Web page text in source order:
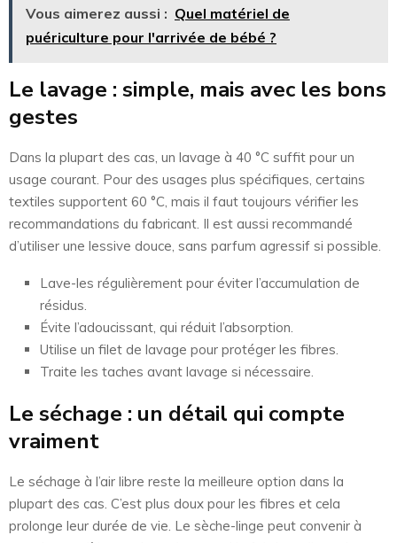
Vous aimerez aussi : Quel matériel de
puériculture pour l'arrivée de bébé ?
Le lavage : simple, mais avec les bons
gestes
Dans la plupart des cas, un lavage à 40 °C suffit pour un
usage courant. Pour des usages plus spécifiques, certains
textiles supportent 60 °C, mais il faut toujours vérifier les
recommandations du fabricant. Il est aussi recommandé
d’utiliser une lessive douce, sans parfum agressif si possible.
Lave-les régulièrement pour éviter l’accumulation de
résidus.
Évite l’adoucissant, qui réduit l’absorption.
Utilise un filet de lavage pour protéger les fibres.
Traite les taches avant lavage si nécessaire.
Le séchage : un détail qui compte
vraiment
Le séchage à l’air libre reste la meilleure option dans la
plupart des cas. C’est plus doux pour les fibres et cela
prolonge leur durée de vie. Le sèche-linge peut convenir à